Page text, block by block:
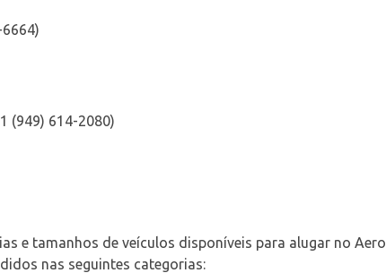
(949) 614-2080)
e tamanhos de veículos disponíveis para alugar no
nas seguintes categorias: